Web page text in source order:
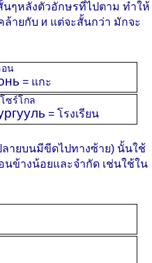
นๆหลังตัวอักษรที่ไปตาม ทำให้
ล้ายกับ и แต่จะสั้นกว่า มักจะ
อน
= แกะ
โซร์โกล
= โรงเรียน
ลายบนมีขีดไปทางซ้าย) นั้นใช้
นข้างน้อยและจำกัด เช่นใช้ใน